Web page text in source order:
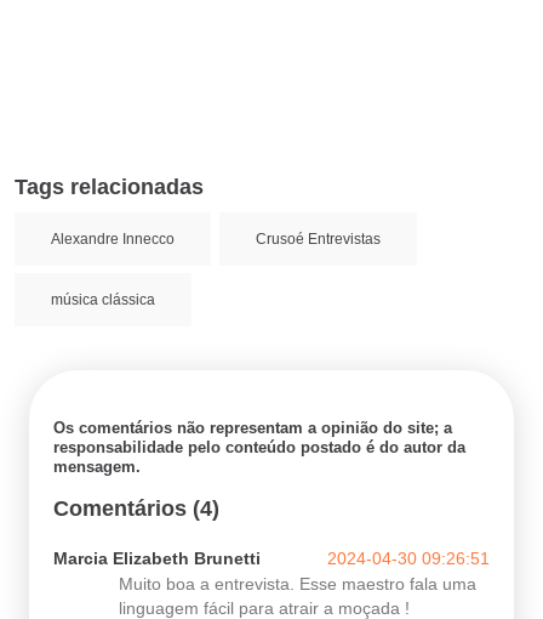
Tags relacionadas
Alexandre Innecco Crusoé Entrevistas
música clássica
Os comentários não representam a opinião do site; a
responsabilidade pelo conteúdo postado é do autor da
mensagem.
Comentários (4)
Marcia Elizabeth Brunetti
2024-04-30 09:26:51
Muito boa a entrevista. Esse maestro fala uma
linguagem fácil para atrair a moçada !